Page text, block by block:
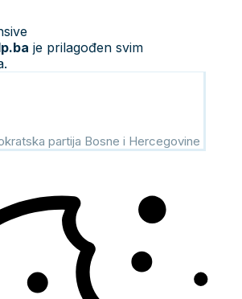
je prilagođen svim
partija Bosne i Hercegovine